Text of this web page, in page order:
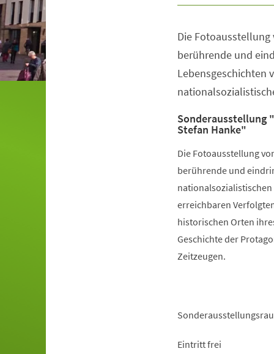
Die Fotoausstellung
berührende und
Lebensgeschichten
Sonderausstellung
Stefan Hanke"
Die Fotoausstellung
berührende und
erreichbaren
historischen Orten
Geschichte der
Zeitzeugen.
Eintritt frei